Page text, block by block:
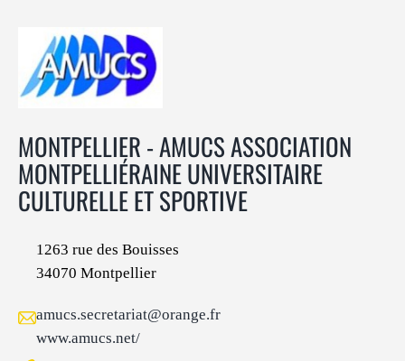
MONTPELLIER - AMUCS ASSOCIATION
MONTPELLIÉRAINE UNIVERSITAIRE
CULTURELLE ET SPORTIVE
1263 rue des Bouisses
34070 Montpellier
amucs.secretariat@orange.fr
www.amucs.net/